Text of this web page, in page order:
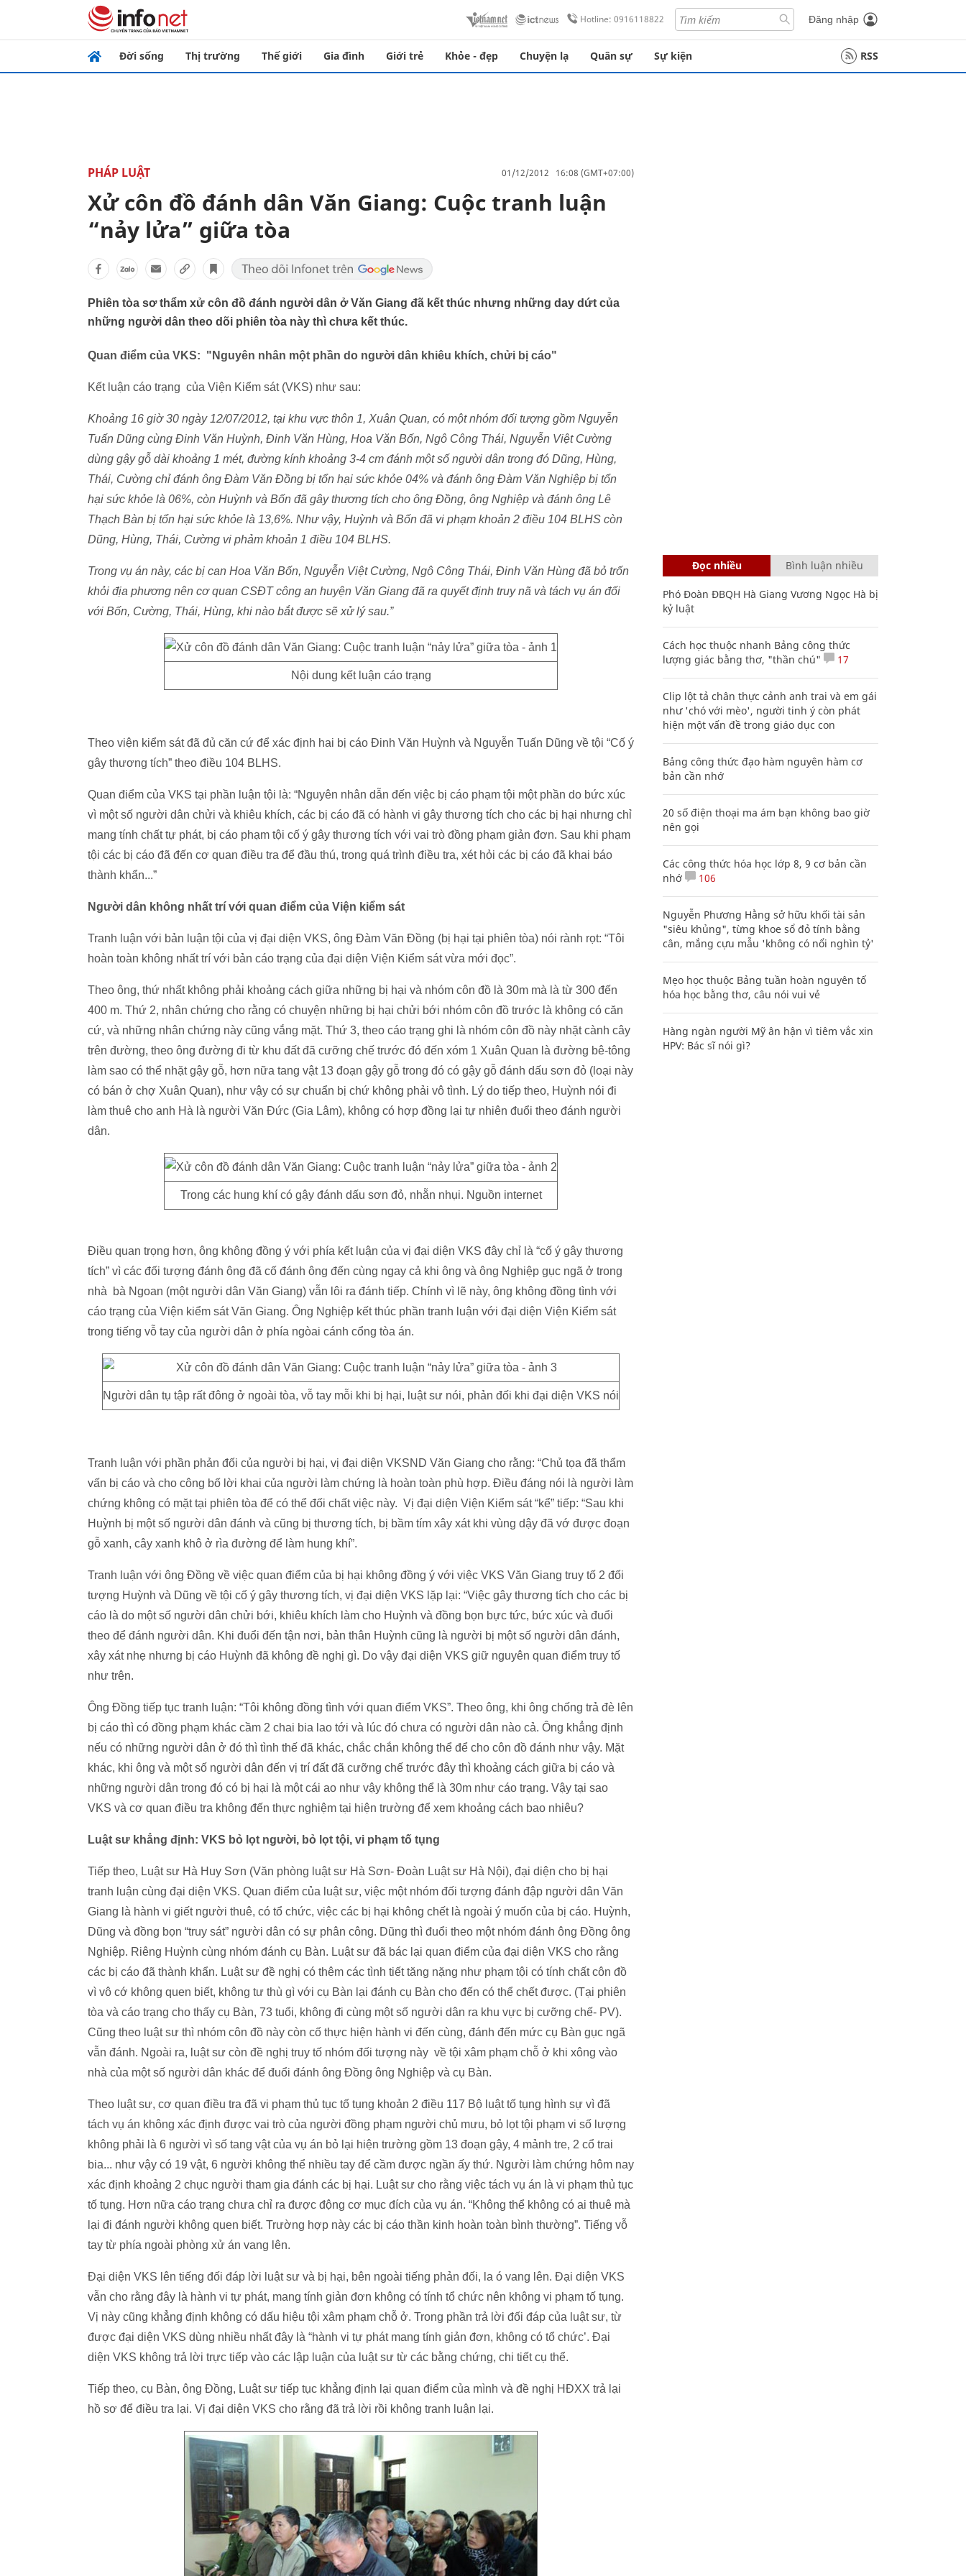
Hotline: 0916118822 Đăng nhập
Đời sống Thị trường Thế giới Gia đình Giới trẻ Khỏe - đẹp Chuyện lạ Quân sự Sự kiện RSS
PHÁP LUẬT 01/12/2012 16:08 (GMT+07:00)
Xử côn đồ đánh dân Văn Giang: Cuộc tranh luận
“nảy lửa” giữa tòa
Phiên tòa sơ thẩm xử côn đồ đánh người dân ở Văn Giang đã kết thúc nhưng những day dứt của
những người dân theo dõi phiên tòa này thì chưa kết thúc.
Quan điểm của VKS: "Nguyên nhân một phần do người dân khiêu khích, chửi bị cáo"
Kết luận cáo trạng của Viện Kiểm sát (VKS) như sau:
Khoảng 16 giờ 30 ngày 12/07/2012, tại khu vực thôn 1, Xuân Quan, có một nhóm đối tượng gồm Nguyễn
Tuấn Dũng cùng Đinh Văn Huỳnh, Đinh Văn Hùng, Hoa Văn Bốn, Ngô Công Thái, Nguyễn Việt Cường
dùng gậy gỗ dài khoảng 1 mét, đường kính khoảng 3-4 cm đánh một số người dân trong đó Dũng, Hùng,
Thái, Cường chỉ đánh ông Đàm Văn Đồng bị tổn hại sức khỏe 04% và đánh ông Đàm Văn Nghiệp bị tổn
hại sức khỏe là 06%, còn Huỳnh và Bốn đã gây thương tích cho ông Đồng, ông Nghiệp và đánh ông Lê
Thạch Bàn bị tổn hại sức khỏe là 13,6%. Như vậy, Huỳnh và Bốn đã vi phạm khoản 2 điều 104 BLHS còn
Dũng, Hùng, Thái, Cường vi phảm khoản 1 điều 104 BLHS.
Trong vụ án này, các bị can Hoa Văn Bốn, Nguyễn Việt Cường, Ngô Công Thái, Đinh Văn Hùng đã bỏ trốn
khỏi địa phương nên cơ quan CSĐT công an huyện Văn Giang đã ra quyết định truy nã và tách vụ án đối
với Bốn, Cường, Thái, Hùng, khi nào bắt được sẽ xử lý sau.”
Nội dung kết luận cáo trạng
Theo viện kiểm sát đã đủ căn cứ để xác định hai bị cáo Đinh Văn Huỳnh và Nguyễn Tuấn Dũng về tội “Cố ý
gây thương tích” theo điều 104 BLHS.
Quan điểm của VKS tại phần luận tội là: “Nguyên nhân dẫn đến việc bị cáo phạm tội một phần do bức xúc
vì một số người dân chửi và khiêu khích, các bị cáo đã có hành vi gây thương tích cho các bị hại nhưng chỉ
mang tính chất tự phát, bị cáo phạm tội cố ý gây thương tích với vai trò đồng phạm giản đơn. Sau khi phạm
tội các bị cáo đã đến cơ quan điều tra để đầu thú, trong quá trình điều tra, xét hỏi các bị cáo đã khai báo
thành khẩn...”
Người dân không nhất trí với quan điểm của Viện kiểm sát
Tranh luận với bản luận tội của vị đại diện VKS, ông Đàm Văn Đồng (bị hại tại phiên tòa) nói rành rọt: “Tôi
hoàn toàn không nhất trí với bản cáo trạng của đại diện Viện Kiểm sát vừa mới đọc”.
Theo ông, thứ nhất không phải khoảng cách giữa những bị hại và nhóm côn đồ là 30m mà là từ 300 đến
400 m. Thứ 2, nhân chứng cho rằng có chuyện những bị hại chửi bới nhóm côn đồ trước là không có căn
cứ, và những nhân chứng này cũng vắng mặt. Thứ 3, theo cáo trạng ghi là nhóm côn đồ này nhặt cành cây
trên đường, theo ông đường đi từ khu đất đã cưỡng chế trước đó đến xóm 1 Xuân Quan là đường bê-tông
làm sao có thể nhặt gậy gỗ, hơn nữa tang vật 13 đoạn gậy gỗ trong đó có gậy gỗ đánh dấu sơn đỏ (loại này
có bán ở chợ Xuân Quan), như vậy có sự chuẩn bị chứ không phải vô tình. Lý do tiếp theo, Huỳnh nói đi
làm thuê cho anh Hà là người Văn Đức (Gia Lâm), không có hợp đồng lại tự nhiên đuổi theo đánh người
dân.
Trong các hung khí có gậy đánh dấu sơn đỏ, nhẵn nhụi. Nguồn internet
Điều quan trọng hơn, ông không đồng ý với phía kết luận của vị đại diện VKS đây chỉ là “cố ý gây thương
tích” vì các đối tượng đánh ông đã cố đánh ông đến cùng ngay cả khi ông và ông Nghiệp gục ngã ở trong
nhà bà Ngoan (một người dân Văn Giang) vẫn lôi ra đánh tiếp. Chính vì lẽ này, ông không đồng tình với
cáo trạng của Viện kiểm sát Văn Giang. Ông Nghiệp kết thúc phần tranh luận với đại diện Viện Kiểm sát
trong tiếng vỗ tay của người dân ở phía ngòai cánh cổng tòa án.
Người dân tụ tập rất đông ở ngoài tòa, vỗ tay mỗi khi bị hại, luật sư nói, phản đối khi đại diện VKS nói
Tranh luận với phần phản đối của người bị hại, vị đại diện VKSND Văn Giang cho rằng: “Chủ tọa đã thẩm
vấn bị cáo và cho công bố lời khai của người làm chứng là hoàn toàn phù hợp. Điều đáng nói là người làm
chứng không có mặt tại phiên tòa để có thể đối chất việc này. Vị đại diện Viện Kiểm sát “kể” tiếp: “Sau khi
Huỳnh bị một số người dân đánh và cũng bị thương tích, bị bầm tím xây xát khi vùng dậy đã vớ được đoạn
gỗ xanh, cây xanh khô ở rìa đường để làm hung khí”.
Tranh luận với ông Đồng về việc quan điểm của bị hại không đồng ý với việc VKS Văn Giang truy tố 2 đối
tượng Huỳnh và Dũng về tội cố ý gây thương tích, vị đại diện VKS lặp lại: “Việc gây thương tích cho các bị
cáo là do một số người dân chửi bới, khiêu khích làm cho Huỳnh và đồng bọn bực tức, bức xúc và đuổi
theo để đánh người dân. Khi đuổi đến tận nơi, bản thân Huỳnh cũng là người bị một số người dân đánh,
xây xát nhẹ nhưng bị cáo Huỳnh đã không đề nghị gì. Do vậy đại diện VKS giữ nguyên quan điểm truy tố
như trên.
Ông Đồng tiếp tục tranh luận: “Tôi không đồng tình với quan điểm VKS”. Theo ông, khi ông chống trả đè lên
bị cáo thì có đồng phạm khác cầm 2 chai bia lao tới và lúc đó chưa có người dân nào cả. Ông khẳng định
nếu có những người dân ở đó thì tình thế đã khác, chắc chắn không thể để cho côn đồ đánh như vậy. Mặt
khác, khi ông và một số người dân đến vị trí đất đã cưỡng chế trước đây thì khoảng cách giữa bị cáo và
những người dân trong đó có bị hại là một cái ao như vậy không thể là 30m như cáo trạng. Vậy tại sao
VKS và cơ quan điều tra không đến thực nghiệm tại hiện trường để xem khoảng cách bao nhiêu?
Luật sư khẳng định: VKS bỏ lọt người, bỏ lọt tội, vi phạm tố tụng
Tiếp theo, Luật sư Hà Huy Sơn (Văn phòng luật sư Hà Sơn- Đoàn Luật sư Hà Nội), đại diện cho bị hại
tranh luận cùng đại diện VKS. Quan điểm của luật sư, việc một nhóm đối tượng đánh đập người dân Văn
Giang là hành vi giết người thuê, có tổ chức, việc các bị hại không chết là ngoài ý muốn của bị cáo. Huỳnh,
Dũng và đồng bọn “truy sát” người dân có sự phân công. Dũng thì đuổi theo một nhóm đánh ông Đồng ông
Nghiệp. Riêng Huỳnh cùng nhóm đánh cụ Bàn. Luật sư đã bác lại quan điểm của đại diện VKS cho rằng
các bị cáo đã thành khẩn. Luật sư đề nghị có thêm các tình tiết tăng nặng như phạm tội có tính chất côn đồ
vì vô cớ không quen biết, không tư thù gì với cụ Bàn lại đánh cụ Bàn cho đến có thể chết được. (Tại phiên
tòa và cáo trạng cho thấy cụ Bàn, 73 tuổi, không đi cùng một số người dân ra khu vực bị cưỡng chế- PV).
Cũng theo luật sư thì nhóm côn đồ này còn cố thực hiện hành vi đến cùng, đánh đến mức cụ Bàn gục ngã
vẫn đánh. Ngoài ra, luật sư còn đề nghị truy tố nhóm đối tượng này về tội xâm phạm chỗ ở khi xông vào
nhà của một số người dân khác để đuổi đánh ông Đồng ông Nghiệp và cụ Bàn.
Theo luật sư, cơ quan điều tra đã vi phạm thủ tục tố tụng khoản 2 điều 117 Bộ luật tố tụng hình sự vì đã
tách vụ án không xác định được vai trò của người đồng phạm người chủ mưu, bỏ lọt tội phạm vi số lượng
không phải là 6 người vì số tang vật của vụ án bỏ lại hiện trường gồm 13 đoạn gậy, 4 mảnh tre, 2 cổ trai
bia... như vậy có 19 vật, 6 người không thể nhiều tay để cầm được ngần ấy thứ. Người làm chứng hôm nay
xác định khoảng 2 chục người tham gia đánh các bị hại. Luật sư cho rằng việc tách vụ án là vi phạm thủ tục
tố tụng. Hơn nữa cáo trạng chưa chỉ ra được động cơ mục đích của vụ án. “Không thể không có ai thuê mà
lại đi đánh người không quen biết. Trường hợp này các bị cáo thần kinh hoàn toàn bình thường”. Tiếng vỗ
tay từ phía ngoài phòng xử án vang lên.
Đại diện VKS lên tiếng đối đáp lời luật sư và bị hại, bên ngoài tiếng phản đối, la ó vang lên. Đại diện VKS
vẫn cho rằng đây là hành vi tự phát, mang tính giản đơn không có tính tổ chức nên không vi phạm tố tụng.
Vị này cũng khẳng định không có dấu hiệu tội xâm phạm chỗ ở. Trong phần trả lời đối đáp của luật sư, từ
được đại diện VKS dùng nhiều nhất đây là “hành vi tự phát mang tính giản đơn, không có tổ chức’. Đại
diện VKS không trả lời trực tiếp vào các lập luận của luật sư từ các bằng chứng, chi tiết cụ thể.
Tiếp theo, cụ Bàn, ông Đồng, Luật sư tiếp tục khẳng định lại quan điểm của mình và đề nghị HĐXX trả lại
hồ sơ để điều tra lại. Vị đại diện VKS cho rằng đã trả lời rồi không tranh luận lại.
Đọc nhiều Bình luận nhiều
Phó Đoàn ĐBQH Hà Giang Vương Ngọc Hà bị
kỷ luật
Cách học thuộc nhanh Bảng công thức
lượng giác bằng thơ, "thần chú"
17
Clip lột tả chân thực cảnh anh trai và em gái
như 'chó với mèo', người tinh ý còn phát
hiện một vấn đề trong giáo dục con
Bảng công thức đạo hàm nguyên hàm cơ
bản cần nhớ
20 số điện thoại ma ám bạn không bao giờ
nên gọi
Các công thức hóa học lớp 8, 9 cơ bản cần
nhớ
106
Nguyễn Phương Hằng sở hữu khối tài sản
"siêu khủng", từng khoe sổ đỏ tính bằng
cân, mắng cựu mẫu 'không có nổi nghìn tỷ'
Mẹo học thuộc Bảng tuần hoàn nguyên tố
hóa học bằng thơ, câu nói vui vẻ
Hàng ngàn người Mỹ ân hận vì tiêm vắc xin
HPV: Bác sĩ nói gì?